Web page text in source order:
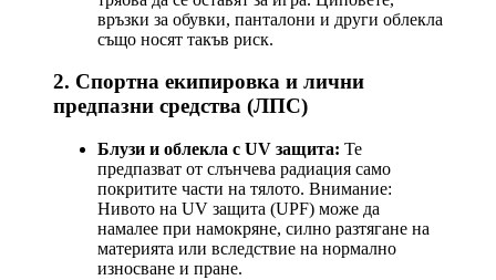
връзки за обувки, панталони и други облекла
също носят такъв риск.
2. Спортна екипировка и лични
предпазни средства (ЛПС)
Блузи и облекла с UV защита: Те
предпазват от слънчева радиация само
покритите части на тялото. Внимание:
Нивото на UV защита (UPF) може да
намалее при намокряне, силно разтягане на
материята или вследствие на нормално
износване и пране.